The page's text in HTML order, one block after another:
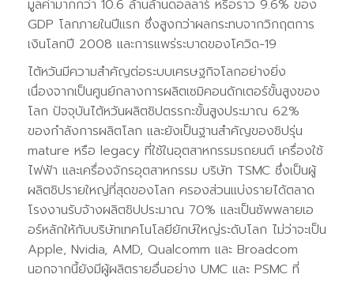
มูลค่ามากกว่า 10.6 ล้านล้านดอลลาร์ หรือราว 9.6% ของ
GDP โลกภายในปีแรก ซึ่งสูงกว่าผลกระทบจากวิกฤตการ
เงินโลกปี 2008 และการแพร่ระบาดของโควิด-19
ไต้หวันมีความสำคัญต่อระบบเศรษฐกิจโลกอย่างยิ่ง
เนื่องจากเป็นศูนย์กลางการผลิตเซมิคอนดักเตอร์ขั้นสูงของ
โลก ปัจจุบันไต้หวันผลิตชิปตรรกะขั้นสูงประมาณ 62%
ของกำลังการผลิตโลก และยังเป็นฐานสำคัญของชิปรุ่น
mature หรือ legacy ที่ใช้ในอุตสาหกรรมรถยนต์ เครื่องใช้
ไฟฟ้า และเครื่องจักรอุตสาหกรรม บริษัท TSMC ซึ่งเป็นผู้
ผลิตชิปรายใหญ่ที่สุดของโลก ครองส่วนแบ่งรายได้ตลาด
โรงงานรับจ้างผลิตชิปประมาณ 70% และเป็นซัพพลายเอ
อร์หลักให้กับบริษัทเทคโนโลยียักษ์ใหญ่ระดับโลก ไม่ว่าจะเป็น
Apple, Nvidia, AMD, Qualcomm และ Broadcom
นอกจากนี้ยังมีผู้ผลิตรายอื่นอย่าง UMC และ PSMC ที่